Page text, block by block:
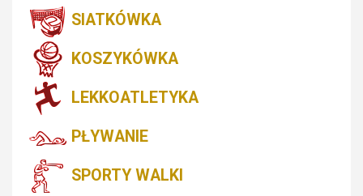
SIATKÓWKA
KOSZYKÓWKA
LEKKOATLETYKA
PŁYWANIE
SPORTY WALKI